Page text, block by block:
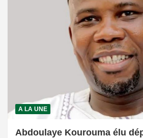
A LA UNE
Abdoulaye Kourouma élu